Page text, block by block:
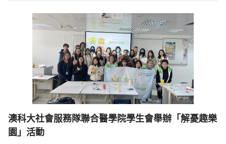
澳科大社會服務隊聯合醫學院學生會舉辦「解憂趣樂
園」活動